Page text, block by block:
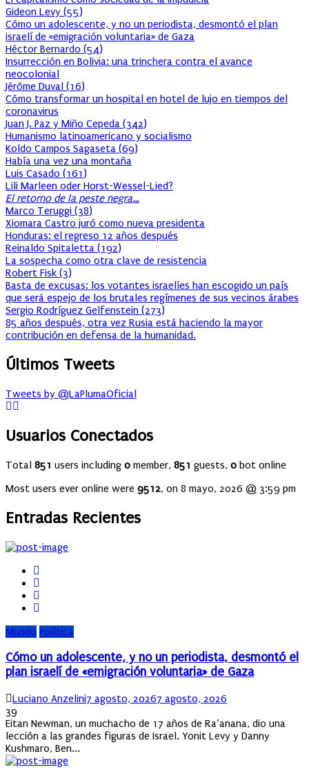
Gideon Levy (55)
Cómo un adolescente, y no un periodista, desmontó el plan
israelí de «emigración voluntaria» de Gaza
Héctor Bernardo (54)
Insurrección en Bolivia: una trinchera contra el avance
neocolonial
Jérôme Duval (16)
Cómo transformar un hospital en hotel de lujo en tiempos del
coronavirus
Juan J. Paz y Miño Cepeda (342)
Humanismo latinoamericano y socialismo
Koldo Campos Sagaseta (69)
Había una vez una montaña
Luis Casado (161)
Lili Marleen oder Horst-Wessel-Lied?
El retorno de la peste negra…
Marco Teruggi (38)
Xiomara Castro juró como nueva presidenta
Honduras: el regreso 12 años después
Reinaldo Spitaletta (192)
La sospecha como otra clave de resistencia
Robert Fisk (3)
Basta de excusas: los votantes israelíes han escogido un país
que será espejo de los brutales regímenes de sus vecinos árabes
Sergio Rodríguez Gelfenstein (273)
85 años después, otra vez Rusia está haciendo la mayor
contribución en defensa de la humanidad.
Últimos Tweets
Tweets by @LaPlumaOficial
Usuarios Conectados
Total 851 users including 0 member, 851 guests, 0 bot online
Most users ever online were 9512, on 8 mayo, 2026 @ 3:59 pm
Entradas Recientes
Mundo Política
Cómo un adolescente, y no un periodista, desmontó el
plan israelí de «emigración voluntaria» de Gaza
Author
Luciano AnzeliniPosted
7 agosto, 20267 agosto, 2026
39
Eitan Newman, un muchacho de 17 años de Ra’anana, dio una
lección a las grandes figuras de Israel. Yonit Levy y Danny
Kushmaro, Ben...